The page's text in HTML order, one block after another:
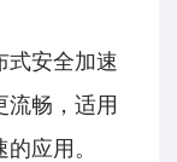
式安全加速
流畅，适用
应用。